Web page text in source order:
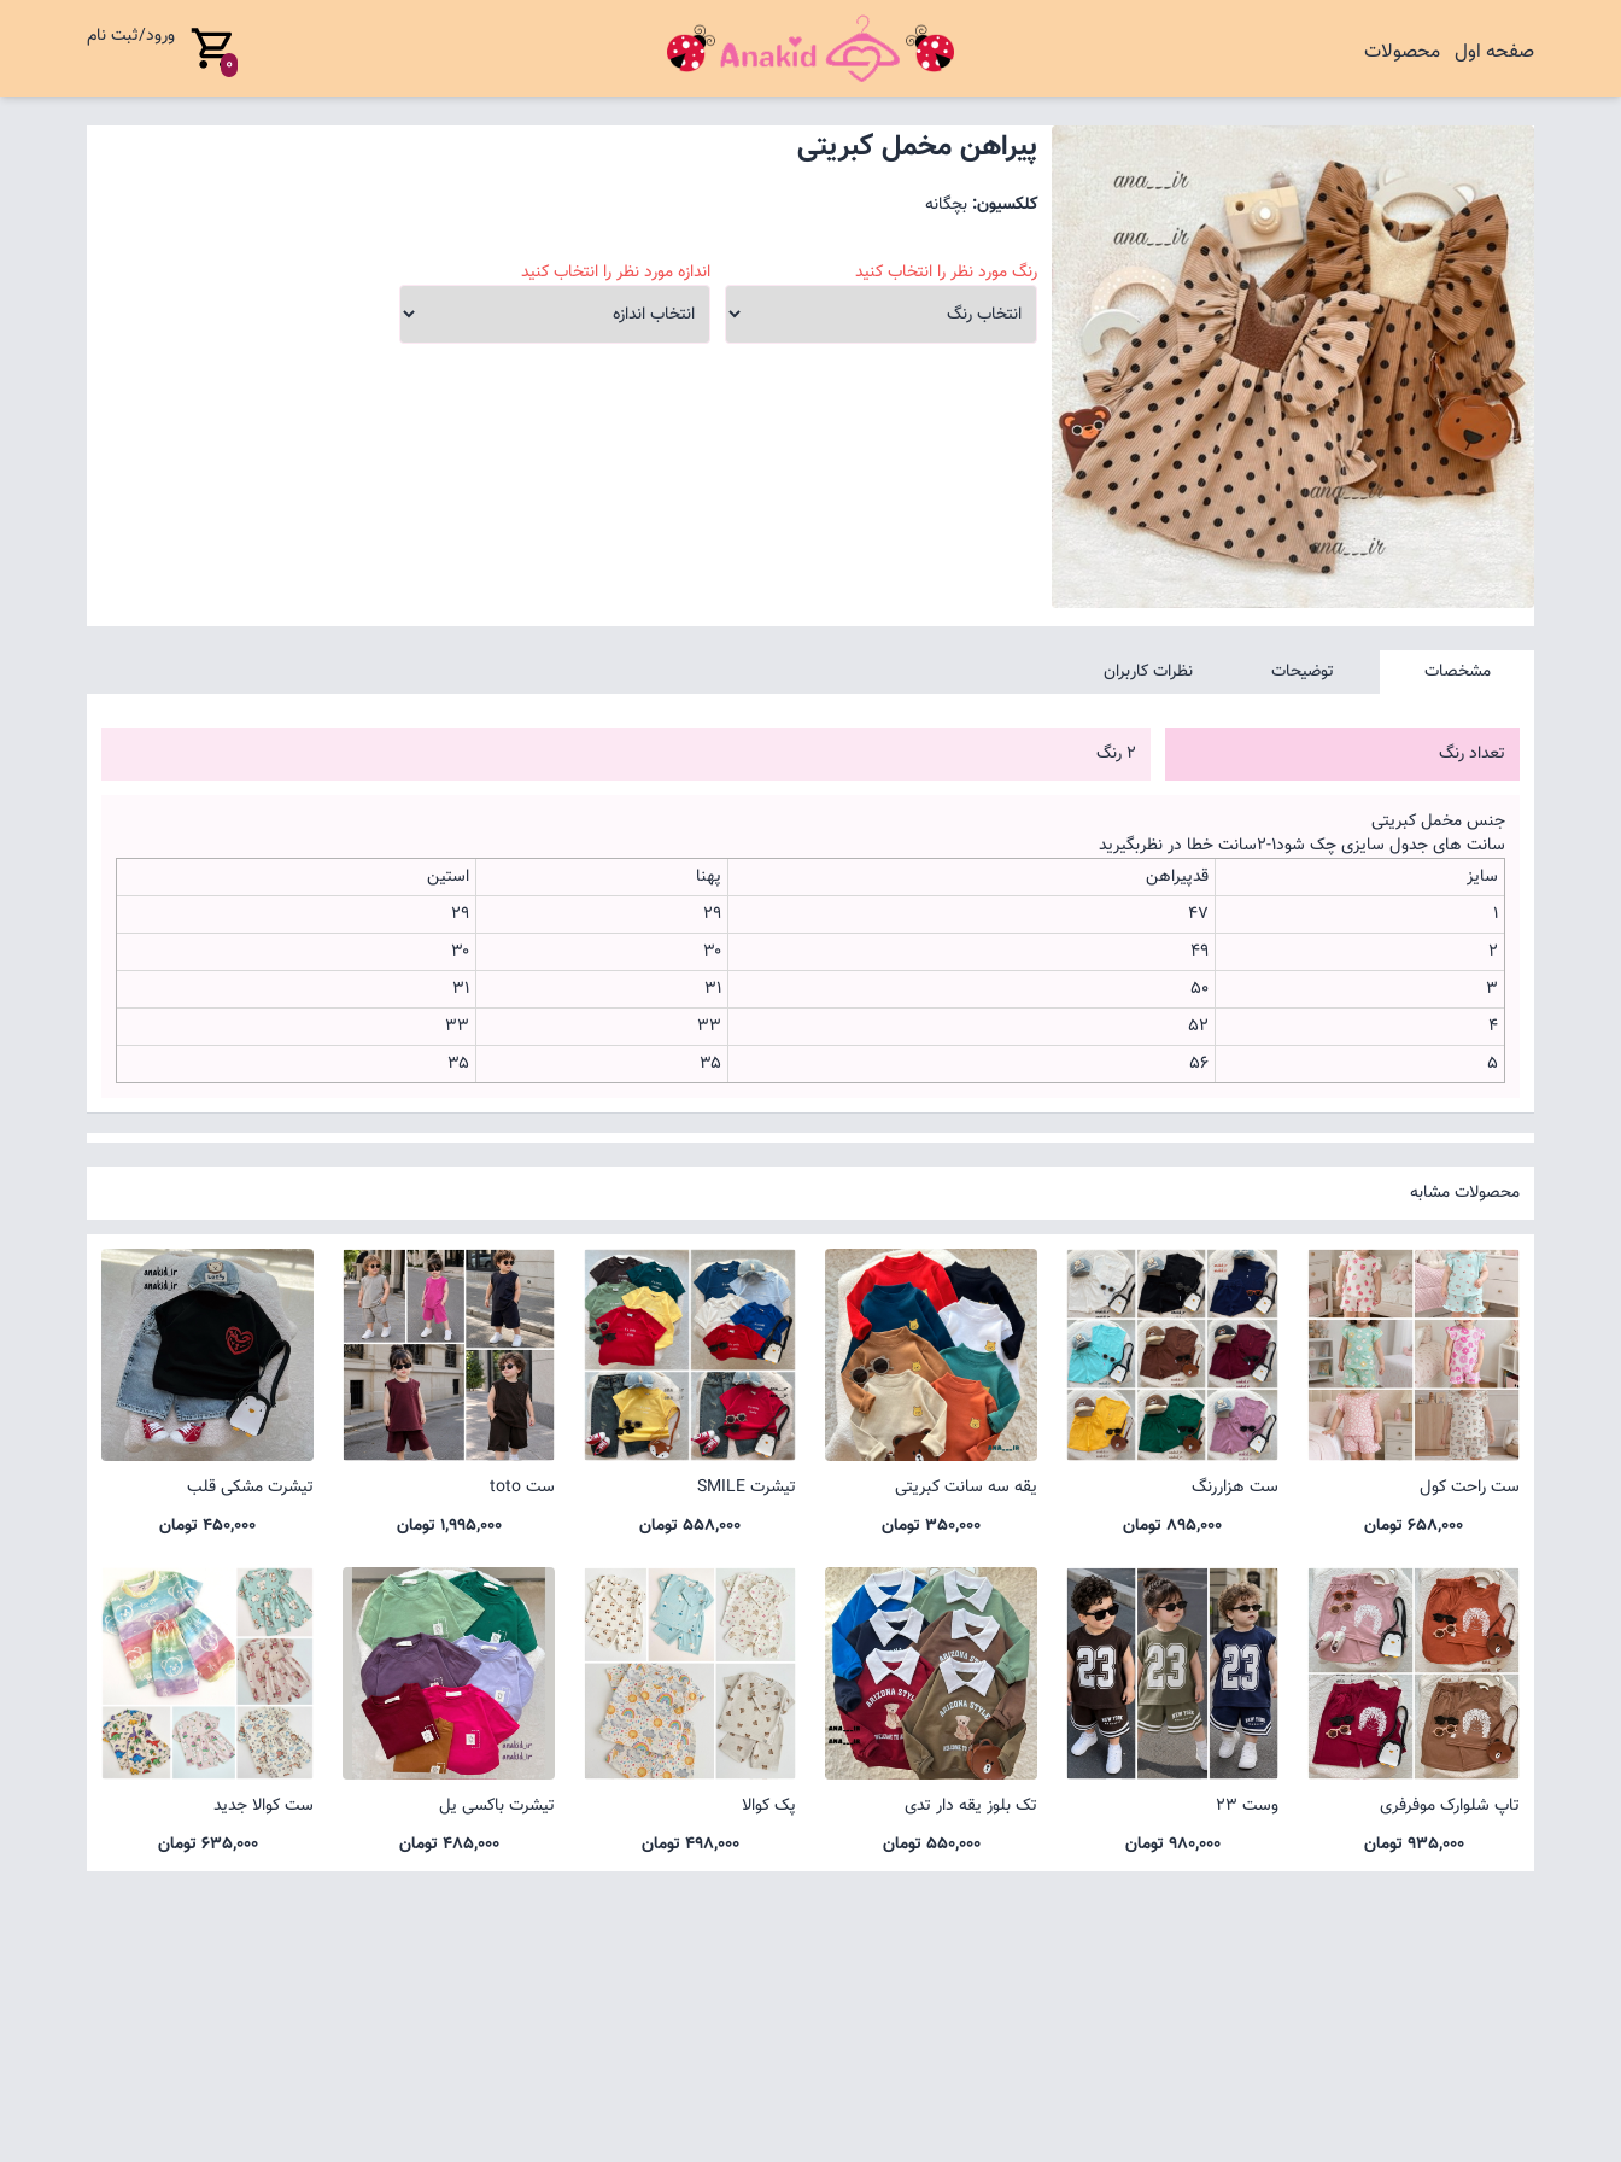
صفحه اول محصولات 0
ورود/ثبت نام
پیراهن مخمل کبریتی
کلکسیون: بچگانه
رنگ مورد نظر را انتخاب کنید اندازه مورد نظر را انتخاب کنید
مشخصات توضیحات نظرات کاربران
تعداد رنگ 2 رنگ
جنس مخمل کبریتی
سانت های جدول سایزی چک شود۱-۲سانت خطا در نظربگیرید
سایز
قدپیراهن پهنا
استین
۱
۴۷ ۲۹
۲۹
۲
۴۹ ۳۰
۳۰
۳
۵۰ ۳۱
۳۱
۴
۵۲ ۳۳
۳۳
۵
۵۶ ۳۵ ۳۵
محصولات مشابه
ست راحت کول
658,000 تومان
ست هزاررنگ
895,000 تومان
یقه سه سانت کبریتی
350,000 تومان
تیشرت SMILE
558,000 تومان
ست toto
1,995,000 تومان
تیشرت مشکی قلب
450,000 تومان
تاپ شلوارک موفرفری
935,000 تومان
وست 23
980,000 تومان
تک بلوز یقه دار تدی
550,000 تومان
پک کوالا
498,000 تومان
تیشرت باکسی یل
485,000 تومان
ست کوالا جدید
635,000 تومان